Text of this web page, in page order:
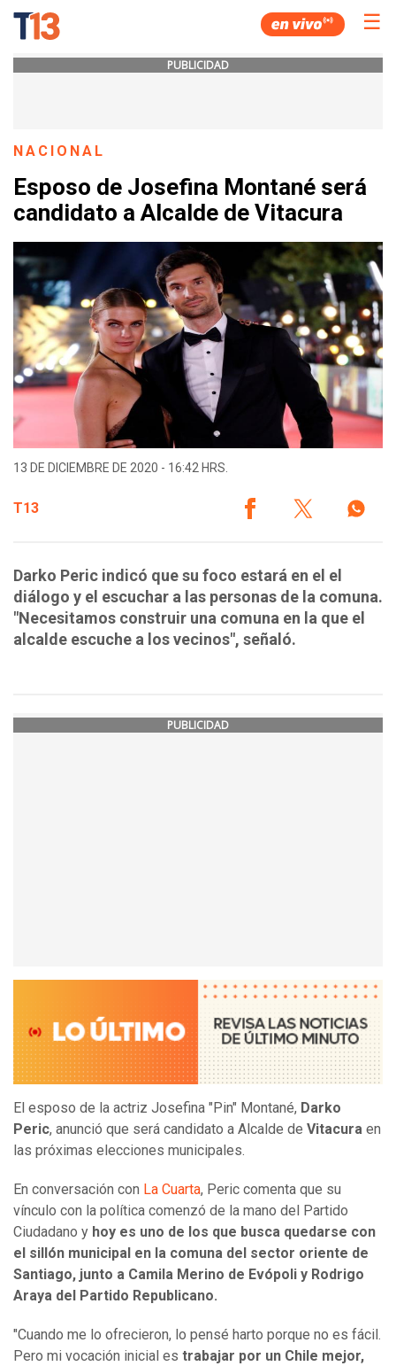
☰
PUBLICIDAD
NACIONAL
Esposo de Josefina Montané será
candidato a Alcalde de Vitacura
13 DE DICIEMBRE DE 2020 - 16:42 HRS.
T13
Darko Peric indicó que su foco estará en el el
diálogo y el escuchar a las personas de la comuna.
"Necesitamos construir una comuna en la que el
alcalde escuche a los vecinos", señaló.
PUBLICIDAD
El esposo de la actriz Josefina "Pin" Montané, Darko
Peric, anunció que será candidato a Alcalde de Vitacura en
las próximas elecciones municipales.
En conversación con La Cuarta, Peric comenta que su
vínculo con la política comenzó de la mano del Partido
Ciudadano y hoy es uno de los que busca quedarse con
el sillón municipal en la comuna del sector oriente de
Santiago, junto a Camila Merino de Evópoli y Rodrigo
Araya del Partido Republicano.
"Cuando me lo ofrecieron, lo pensé harto porque no es fácil.
Pero mi vocación inicial es trabajar por un Chile mejor,